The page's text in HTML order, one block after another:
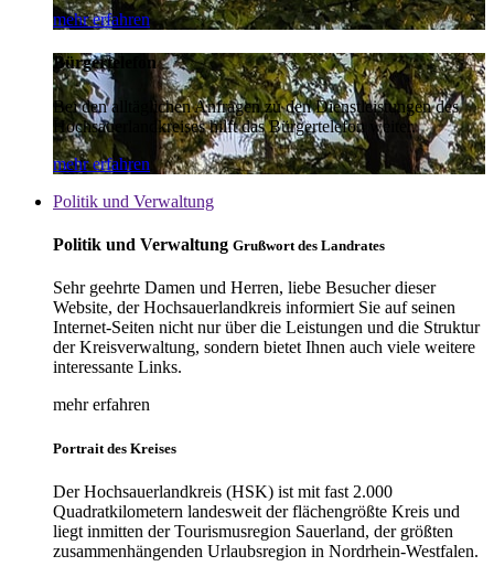
mehr erfahren
Bürgertelefon
Bei den alltäglichen Anfragen zu den Dienstleistungen des
Hochsauerlandkreises hilft das Bürgertelefon weiter.
mehr erfahren
Politik und Verwaltung
Politik und Verwaltung Grußwort des Landrates
Sehr geehrte Damen und Herren, liebe Besucher dieser
Website, der Hochsauerlandkreis informiert Sie auf seinen
Internet-Seiten nicht nur über die Leistungen und die Struktur
der Kreisverwaltung, sondern bietet Ihnen auch viele weitere
interessante Links.
mehr erfahren
Portrait des Kreises
Der Hochsauerlandkreis (HSK) ist mit fast 2.000
Quadratkilometern landesweit der flächengrößte Kreis und
liegt inmitten der Tourismusregion Sauerland, der größten
zusammenhängenden Urlaubsregion in Nordrhein-Westfalen.